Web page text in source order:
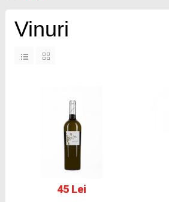
Vinuri
45 Lei